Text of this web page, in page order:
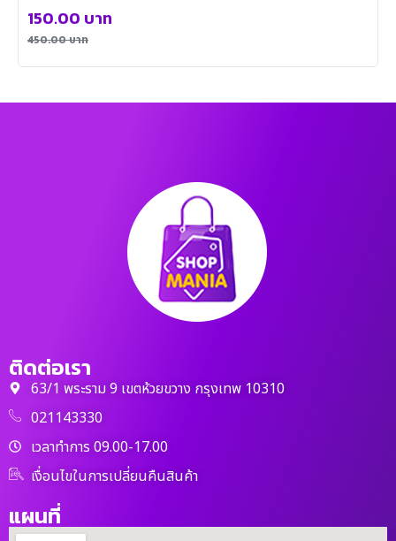
450.00บาท
150.00 บาท
ติดต่อเรา
63/1 พระราม 9 เขตห้วยขวาง กรุงเทพ 10310
021143330
เวลาทำการ 09.00-17.00
เงื่อนไขในการเปลี่ยนคืนสินค้า
แผนที่